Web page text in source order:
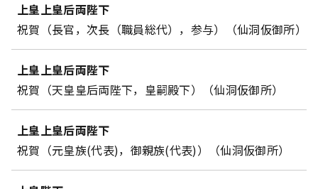
上皇上皇后両陛下
祝賀（長官，次長（職員総代），参与）（仙洞仮御所）
上皇上皇后両陛下
祝賀（天皇皇后両陛下，皇嗣殿下）（仙洞仮御所）
上皇上皇后両陛下
祝賀（元皇族(代表)，御親族(代表)）（仙洞仮御所）